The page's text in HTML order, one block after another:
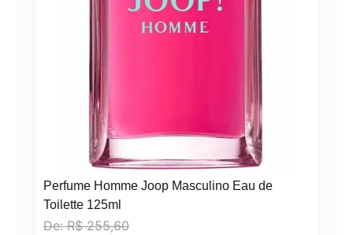
Perfume Homme Joop Masculino Eau de
Toilette 125ml
De:R$255,60